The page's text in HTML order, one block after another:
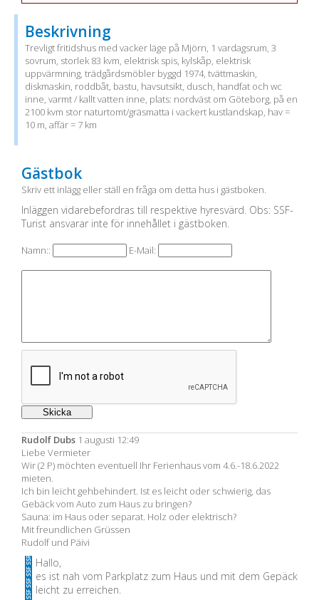
Beskrivning
Trevligt fritidshus med vacker läge på Mjörn, 1 vardagsrum, 3
sovrum, storlek 83 kvm, elektrisk spis, kylskåp, elektrisk
uppvärmning, trädgårdsmöbler byggd 1974, tvättmaskin,
diskmaskin, roddbåt, bastu, havsutsikt, dusch, handfat och wc
inne, varmt / kallt vatten inne, plats: nordväst om Göteborg, på en
2100 kvm stor naturtomt/gräsmatta i vackert kustlandskap, hav =
10 m, affär = 7 km
Gästbok
Skriv ett inlägg eller ställ en fråga om detta hus i gästboken.
Inläggen vidarebefordras till respektive hyresvärd. Obs: SSF-
Turist ansvarar inte för innehållet i gästboken.
Namn:: E-Mail:
Rudolf Dubs 1 augusti 12:49
Liebe Vermieter
Wir (2 P) möchten eventuell Ihr Ferienhaus vom 4.6.-18.6.2022
mieten.
Ich bin leicht gehbehindert. Ist es leicht oder schwierig, das
Gebäck vom Auto zum Haus zu bringen?
Sauna: im Haus oder separat. Holz oder elektrisch?
Mit freundlichen Grüssen
Rudolf und Päivi
Hallo,
es ist nah vom Parkplatz zum Haus und mit dem Gepäck
leicht zu erreichen.